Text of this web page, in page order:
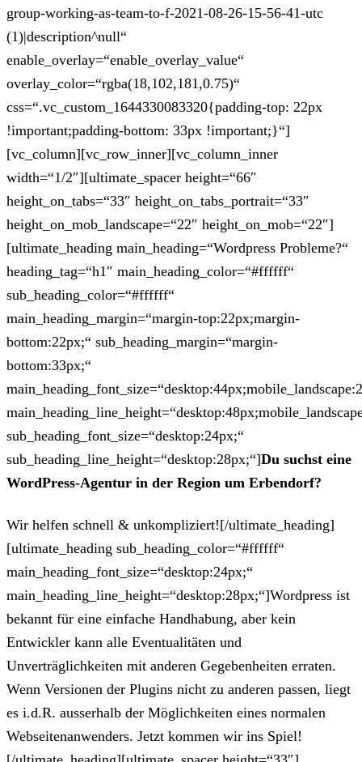
group-working-as-team-to-f-2021-08-26-15-56-41-utc
(1)|description^null“
enable_overlay=“enable_overlay_value“
overlay_color=“rgba(18,102,181,0.75)“
css=“.vc_custom_1644330083320{padding-top: 22px
!important;padding-bottom: 33px !important;}“]
[vc_column][vc_row_inner][vc_column_inner
width=“1/2″][ultimate_spacer height=“66″
height_on_tabs=“33″ height_on_tabs_portrait=“33″
height_on_mob_landscape=“22″ height_on_mob=“22″]
[ultimate_heading main_heading=“Wordpress Probleme?“
heading_tag=“h1″ main_heading_color=“#ffffff“
sub_heading_color=“#ffffff“
main_heading_margin=“margin-top:22px;margin-
bottom:22px;“ sub_heading_margin=“margin-
bottom:33px;“
sub_heading_font_size=“desktop:24px;“
sub_heading_line_height=“desktop:28px;“]Du suchst eine
WordPress-Agentur in der Region um Erbendorf?
Wir helfen schnell & unkompliziert![/ultimate_heading]
[ultimate_heading sub_heading_color=“#ffffff“
main_heading_font_size=“desktop:24px;“
main_heading_line_height=“desktop:28px;“]Wordpress ist
bekannt für eine einfache Handhabung, aber kein
Entwickler kann alle Eventualitäten und
Unverträglichkeiten mit anderen Gegebenheiten erraten.
Wenn Versionen der Plugins nicht zu anderen passen, liegt
es i.d.R. ausserhalb der Möglichkeiten eines normalen
Webseitenanwenders. Jetzt kommen wir ins Spiel!